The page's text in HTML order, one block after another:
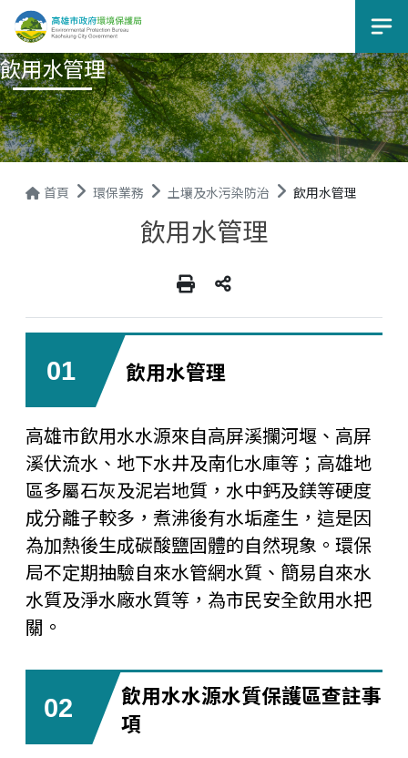
選
飲用水管理
首頁 環保業務 土壤及水污染防治 飲用水管理
飲用水管理
01 飲用水管理
高雄市飲用水水源來自高屏溪攔河堰、高屏
溪伏流水、地下水井及南化水庫等；高雄地
區多屬石灰及泥岩地質，水中鈣及鎂等硬度
成分離子較多，煮沸後有水垢產生，這是因
為加熱後生成碳酸鹽固體的自然現象。環保
局不定期抽驗自來水管網水質、簡易自來水
水質及淨水廠水質等，為市民安全飲用水把
關。
02
飲用水水源水質保護區查註事
項